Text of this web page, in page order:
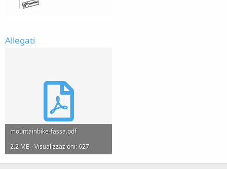
Allegati
mountainbike-fassa.pdf
2.2 MB · Visualizzazioni: 627